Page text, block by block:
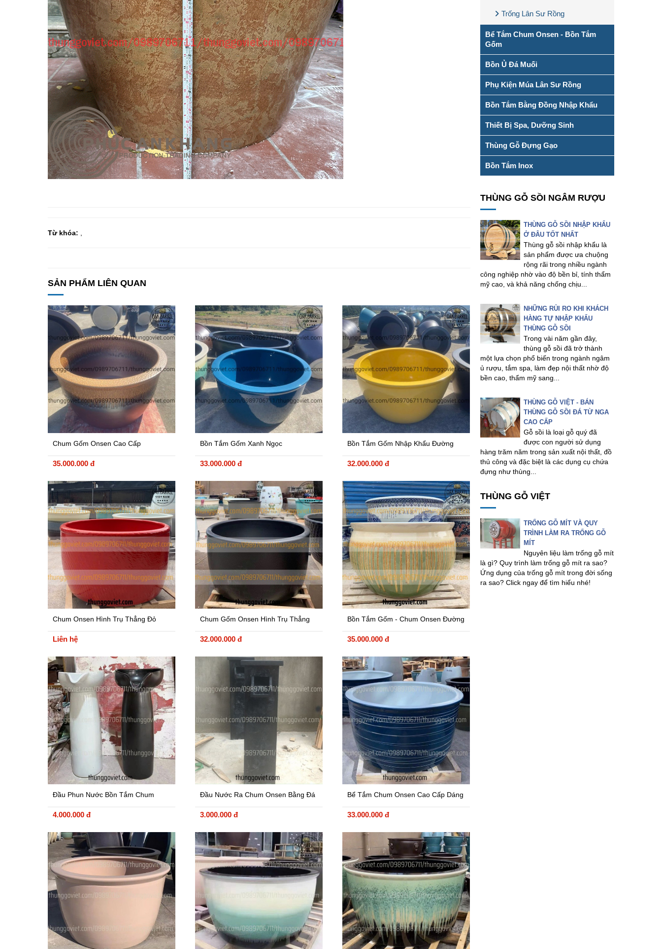
Từ khóa:
SẢN PHẨM LIÊN QUAN
Chum Gốm Onsen Cao Cấp
35.000.000 đ
Bồn Tắm Gốm Xanh Ngọc
33.000.000 đ
Bồn Tắm Gốm Nhập Khẩu Đường
32.000.000 đ
Chum Onsen Hình Trụ Thẳng Đỏ
Liên hệ
Chum Gốm Onsen Hình Trụ Thẳng
32.000.000 đ
Bồn Tắm Gốm - Chum Onsen Đường
35.000.000 đ
Đầu Phun Nước Bồn Tắm Chum
4.000.000 đ
Đầu Nước Ra Chum Onsen Bằng Đá
3.000.000 đ
Bể Tắm Chum Onsen Cao Cấp Dáng
33.000.000 đ
Trống Lân Sư Rồng
Bể Tắm Chum Onsen - Bồn Tắm
Gốm
Bồn Ủ Đá Muối
Phụ Kiện Múa Lân Sư Rồng
Bồn Tắm Bằng Đồng Nhập Khẩu
Thiết Bị Spa, Dưỡng Sinh
Thùng Gỗ Đựng Gạo
Bồn Tắm Inox
THÙNG GỖ SỒI NGÂM RƯỢU
THÙNG GỖ SỒI NHẬP KHẨU
Ở ĐÂU TỐT NHẤT
Thùng gỗ sồi nhập khẩu là
sản phẩm được ưa chuộng
rộng rãi trong nhiều ngành
công nghiệp nhờ vào độ bền bỉ, tính thẩm
mỹ cao, và khả năng chống chịu...
NHỮNG RỦI RO KHI KHÁCH
HÀNG TỰ NHẬP KHẨU
THÙNG GỖ SỒI
Trong vài năm gần đây,
thùng gỗ sồi đã trở thành
một lựa chọn phổ biến trong ngành ngâm
ủ rượu, tắm spa, làm đẹp nội thất nhờ độ
bền cao, thẩm mỹ sang...
THÙNG GỖ VIỆT - BÁN
THÙNG GỖ SỒI ĐÁ TỪ NGA
CAO CẤP
Gỗ sồi là loại gỗ quý đã
được con người sử dụng
hàng trăm năm trong sản xuất nội thất, đồ
thủ công và đặc biệt là các dụng cụ chứa
đựng như thùng...
THÙNG GỖ VIỆT
TRỐNG GỖ MÍT VÀ QUY
TRÌNH LÀM RA TRỐNG GỖ
MÍT
Nguyên liệu làm trống gỗ mít
là gì? Quy trình làm trống gỗ mít ra sao?
Ứng dụng của trống gỗ mít trong đời sống
ra sao? Click ngay để tìm hiểu nhé!